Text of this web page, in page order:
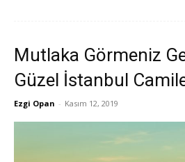
Mutlaka Görmeniz
Güzel İstanbul
Ezgi Opan - Kasım 12, 2019